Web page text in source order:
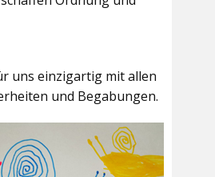
uns einzigartig mit allen
und Begabungen.